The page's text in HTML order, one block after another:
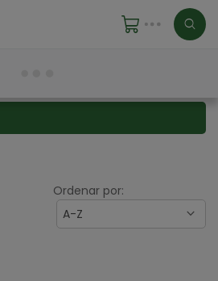
Ordenar por:
A-Z